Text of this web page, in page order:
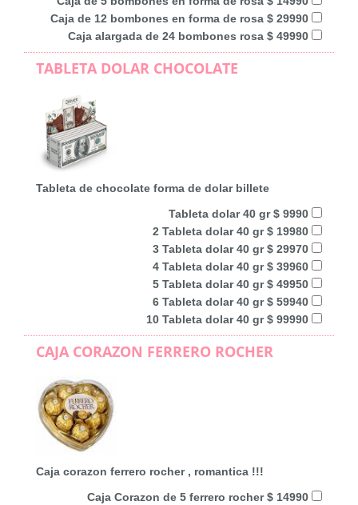
Caja de 12 bombones en forma de rosa $ 29990
Caja alargada de 24 bombones rosa $ 49990
TABLETA DOLAR CHOCOLATE
Tableta de chocolate forma de dolar billete
Tableta dolar 40 gr $ 9990
2 Tableta dolar 40 gr $ 19980
3 Tableta dolar 40 gr $ 29970
4 Tableta dolar 40 gr $ 39960
5 Tableta dolar 40 gr $ 49950
6 Tableta dolar 40 gr $ 59940
10 Tableta dolar 40 gr $ 99990
CAJA CORAZON FERRERO ROCHER
Caja corazon ferrero rocher , romantica !!!
Caja Corazon de 5 ferrero rocher $ 14990